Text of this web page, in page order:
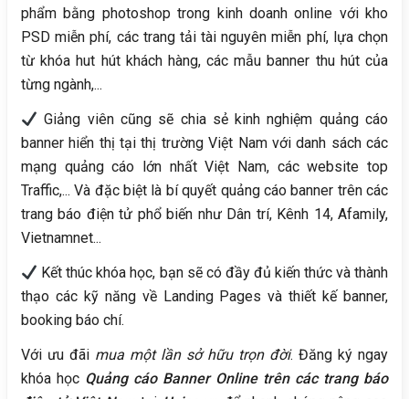
phẩm bằng photoshop trong kinh doanh online với kho
PSD miễn phí, các trang tải tài nguyên miễn phí, lựa chọn
từ khóa hut hút khách hàng, các mẫu banner thu hút của
từng ngành,...
Giảng viên cũng sẽ chia sẻ kinh nghiệm quảng cáo
banner hiển thị tại thị trường Việt Nam với danh sách các
mạng quảng cáo lớn nhất Việt Nam, các website top
Traffic,... Và đặc biệt là bí quyết quảng cáo banner trên các
trang báo điện tử phổ biến như Dân trí, Kênh 14, Afamily,
Vietnamnet...
Kết thúc khóa học, bạn sẽ có đầy đủ kiến thức và thành
thạo các kỹ năng về Landing Pages và thiết kế banner,
booking báo chí.
Với ưu đãi mua một lần sở hữu trọn đời. Đăng ký ngay
khóa học Quảng cáo Banner Online trên các trang báo